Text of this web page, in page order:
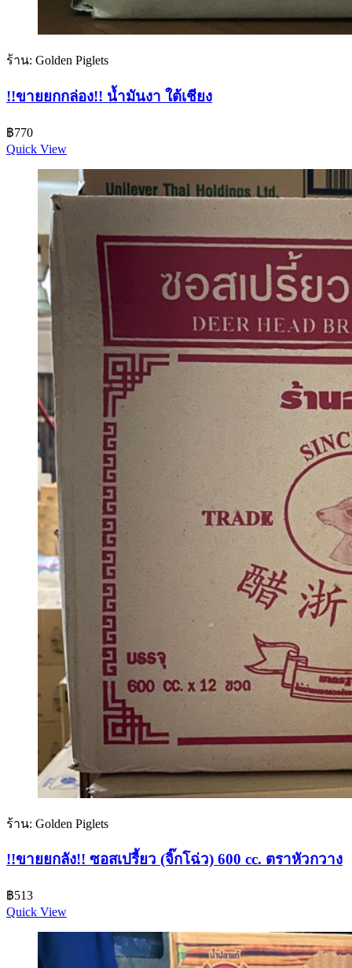
ร้าน: Golden Piglets
!!ขายยกกล่อง!! น้ำมันงา ใต้เชียง
฿770
Quick View
ร้าน: Golden Piglets
!!ขายยกลัง!! ซอสเปรี้ยว (จิ๊กโฉ่ว) 600 cc. ตราหัวกวาง
฿513
Quick View